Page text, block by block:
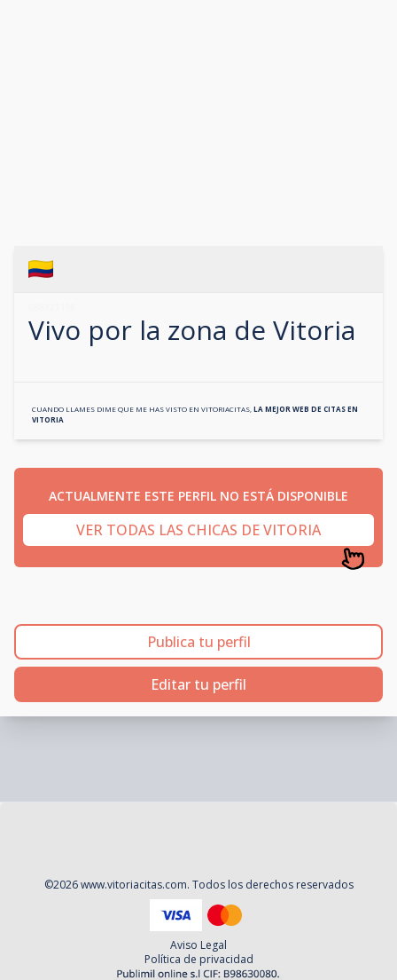
Vivo por la zona de Vitoria
CUANDO LLAMES DIME QUE ME HAS VISTO EN VITORIACITAS LA MEJOR WEB DE CITAS EN
VITORIA
ACTUALMENTE ESTE PERFIL NO ESTÁ DISPONIBLE
VER TODAS LAS CHICAS DE VITORIA
Publica tu perfil
Editar tu perfil
©2026 www.vitoriacitas.com. Todos los derechos reservados
Aviso Legal
Política de privacidad